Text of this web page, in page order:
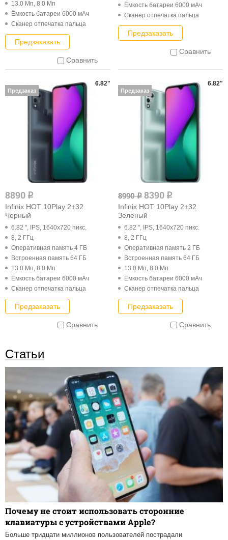
13.0 Мп, 8.0 Мп
Ёмкость батареи 6000 мАч
Cканер отпечатка пальца
Предзаказать
Сравнить
Ёмкость батареи 6000 мАч
Cканер отпечатка пальца
Предзаказать
Сравнить
8890 q
Infinix HOT 10Play 2+32
Черный
6.82 ", IPS, 1640x720 пикс.
8, 2 ГГц
Оперативная память 4 ГБ
Встроенная память 64 ГБ
13.0 Мп, 8.0 Мп
Ёмкость батареи 6000 мАч
Cканер отпечатка пальца
Предзаказать
Сравнить
6.82"
Предзаказ
8990q8390 q
Infinix HOT 10Play 2+32
Зеленый
6.82 ", IPS, 1640x720 пикс.
8, 2 ГГц
Оперативная память 2 ГБ
Встроенная память 64 ГБ
13.0 Мп, 8.0 Мп
Ёмкость батареи 6000 мАч
Cканер отпечатка пальца
Предзаказать
Сравнить
6.82"
Предзаказ
Статьи
Почему не стоит использовать сторонние
клавиатуры с устройствами Apple?
Больше тридцати миллионов пользователей пострадали